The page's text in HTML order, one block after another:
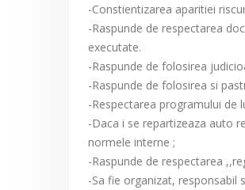
-Constientizarea aparitiei
-Raspunde de respectarea
executate.
-Raspunde de folosirea
-Raspunde de folosirea si
-Respectarea programului de
-Daca i se repartizeaza auto
normele interne ;
-Raspunde de respectarea
-Sa fie organizat, responsabil